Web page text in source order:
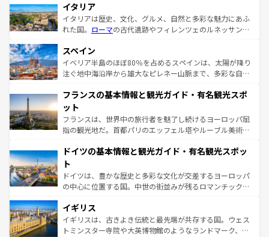
イタリア
イタリアは歴史、文化、グルメ、自然と多彩な魅力にあふ
れた国。 ローマの古代遺跡やフィレンツェのルネッサンス
ろん、トスカーナの美しい田園風景やアマルフィ海岸の絶
景など、自然景観も見逃せない。観光の合間には、本場の
ピザやパスタなど、絶品のイタリア料理を堪能することも
ませてくれるイタリアで、忘れられない旅をしてみよう！
なお、新着のイタリア情報は
しい。
スペイン
イベリア半島のほぼ80％を占めるスペインは、太陽が降り
注ぐ地中海沿岸から雄大なピレネー山脈まで、多彩な自然
文化が根付くこの国では、情熱的なフラメンコ、熱気あふ
れる闘牛、そして美味しいタパスが生活の一部となってい
る。首都マドリードの洗練された雰囲気や、バルセロナの
アートに溢れた街角から、地方では古代ローマ遺跡や中世
せる。地方によって風土や気候が異なるスペインはその個
ンテンツ一覧 を参照してほしい。
フランスの基本情報と観光ガイド・有名観光スポ
ット
フランスは、世界中の旅行者を魅了し続けるヨーロッパ屈
指の観光地だ。首都パリのエッフェル塔やルーブル美術館
で、幅広い魅力が詰まっている。華麗な宮殿、歴史的な大
聖堂、美しいビーチ、そして豊かな自然が、訪れる者を心
から魅了する。また、フランスは美食の国としても知ら
れ、フランス料理はユネスコ無形文化遺産にも登録されて
香り高いラベンダー畑など、多彩な楽しみ方が可能だ。さ
らに、パリ以外の地域にも魅力が溢れており、どの街角に
も豊かな歴史と文化が息づいている。パリ以外の個性あふ
ドイツの基本情報と観光ガイド・有名観光スポッ
ト
ドイツは、豊かな歴史と多彩な文化が交差するヨーロッパ
の中心に位置する国。中世の街並みが残るロマンチック街
顔を持つこの国は、どこを歩いても飽きることがない。ベ
ルリンの文化的活気、バイエルン州のアルプスの絶景、そ
してライン川沿いのワイン畑といった風景は必見。ビール
イギリス
イギリスは、古きよき伝統と最先端が共存する国。ウェス
トミンスター寺院や大英博物館のようなランドマーク、歴